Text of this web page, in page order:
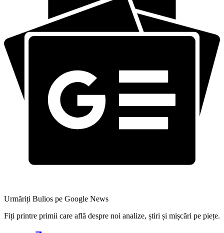
Urmăriți Bulios pe Google News
Fiți printre primii care află despre noi analize, știri și mișcări pe piețe.